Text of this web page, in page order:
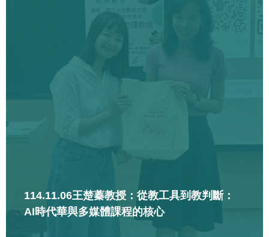
114.11.06王楚蓁教授：從教工具到教判斷：
AI時代華與多媒體課程的核心